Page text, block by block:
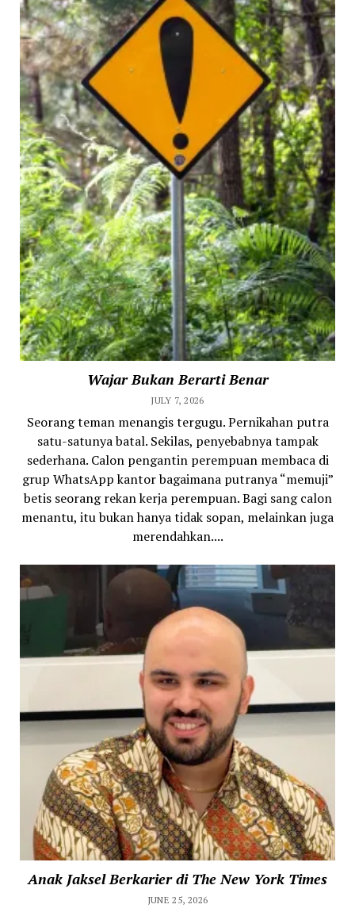
Wajar Bukan Berarti Benar
JULY 7, 2026
Seorang teman menangis tergugu. Pernikahan putra
satu-satunya batal. Sekilas, penyebabnya tampak
sederhana. Calon pengantin perempuan membaca di
grup WhatsApp kantor bagaimana putranya “memuji”
betis seorang rekan kerja perempuan. Bagi sang calon
menantu, itu bukan hanya tidak sopan, melainkan juga
merendahkan....
Anak Jaksel Berkarier di The New York Times
JUNE 25, 2026